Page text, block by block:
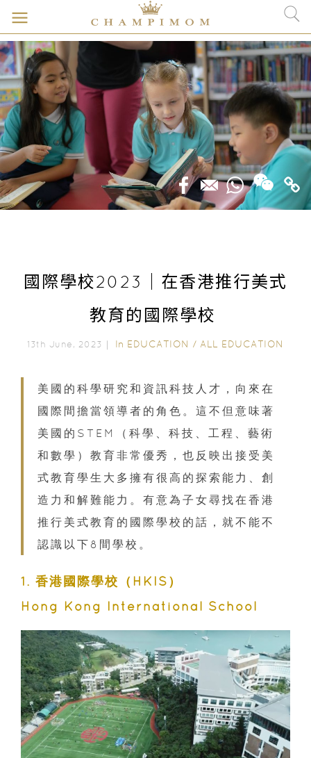
國際學校2023｜在香港推行美式
教育的國際學校
13th June, 2023｜ In EDUCATION / ALL EDUCATION
美國的科學研究和資訊科技人才，向來在
國際間擔當領導者的角色。這不但意味著
美國的STEM（科學、科技、工程、藝術
和數學）教育非常優秀，也反映出接受美
式教育學生大多擁有很高的探索能力、創
造力和解難能力。有意為子女尋找在香港
推行美式教育的國際學校的話，就不能不
認識以下8間學校。
1. 香港國際學校（HKIS）
Hong Kong International School